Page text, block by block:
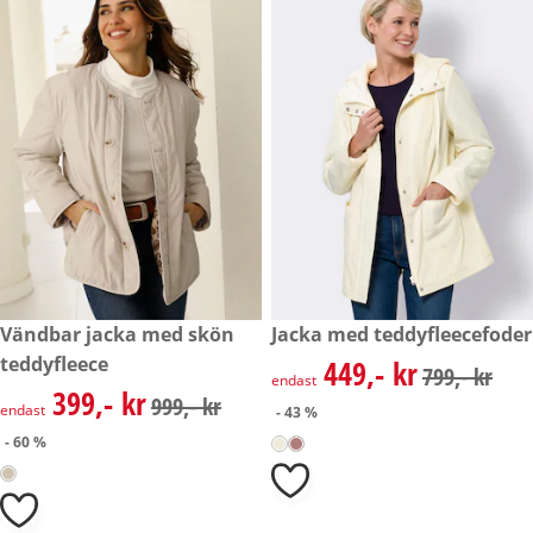
rabatterat pris: 399,- kr, tidigare pris: 999,- kr
- 60 %
Vändbar jacka med skön
teddyfleece
rabatterat pris: 399,- kr, tidigare pris: 999,- kr
endast 399,- kr999,- kr
- 60 %
rabatterat pris: 449,- kr,
- 43 %
Jacka med teddyfleecefoder
rabatterat pris: 449,- kr,
endast 449,- kr799,- kr
- 43 %